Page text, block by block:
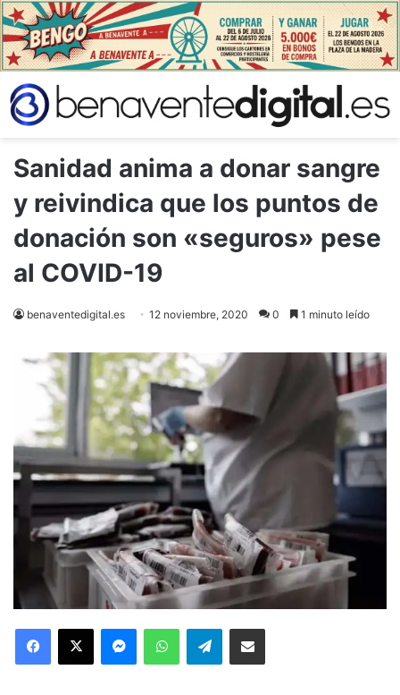
Sanidad anima a donar sangre
y reivindica que los puntos de
donación son «seguros» pese
al COVID-19
benaventedigital.es 12 noviembre, 2020 0 1 minuto leído
Facebook
X MessengerWhatsAppTelegramCompartir via Email